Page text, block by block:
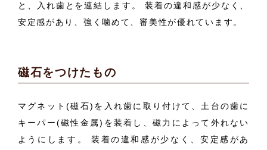
と、入れ歯とを連結します。 装着の違和感が少なく、
安定感があり、強く噛めて、審美性が優れています。
磁石をつけたもの
マグネット(磁石)を入れ歯に取り付けて、土台の歯に
キーパー(磁性金属)を装着し、磁力によって外れない
ようにします。 装着の違和感が少なく、安定感があ